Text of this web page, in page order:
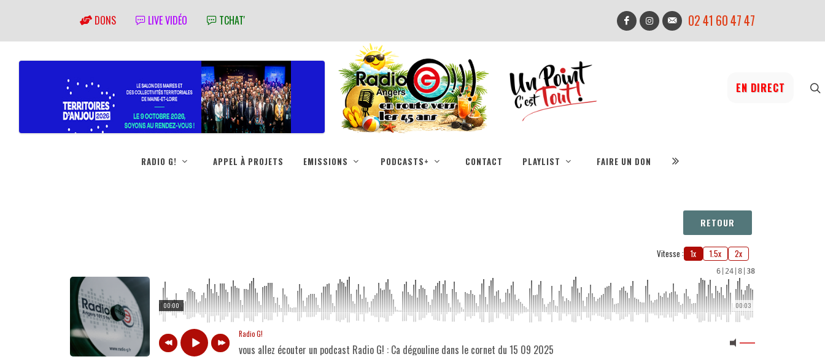
DONS LIVE VIDÉO TCHAT' 02 41 60 47 47
EN DIRECT
RADIO G! APPEL À PROJETS EMISSIONS PODCASTS+ CONTACT PLAYLIST FAIRE UN DON
RETOUR
Vitesse : 1x 1.5x 2x
6 24 8 38
00:03
00:00
Radio G!
vous allez écouter un podcast Radio G! : Ca dégouline dans le cornet du 15 09 2025